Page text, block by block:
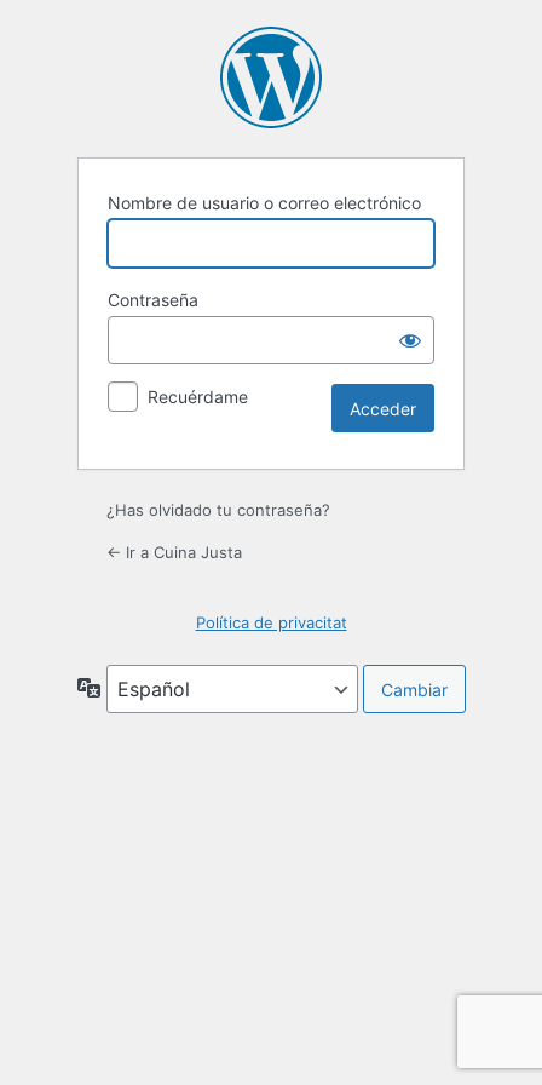
Nombre de usuario o correo electrónico
Contraseña
Recuérdame
¿Has olvidado tu contraseña?
← Ir a Cuina Justa
Política de privacitat
Idioma